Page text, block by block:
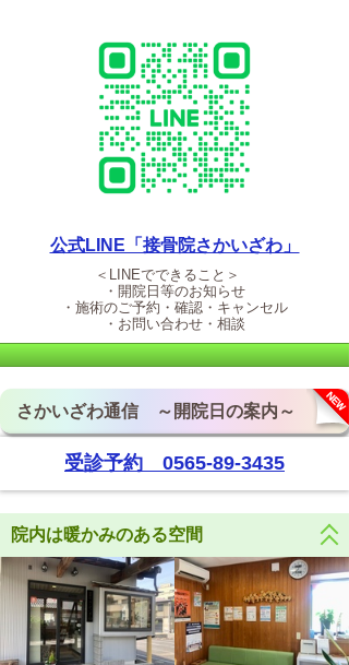
公式LINE「接骨院さかいざわ」
＜LINEでできること＞
・開院日等のお知らせ
・施術のご予約・確認・キャンセル
・お問い合わせ・相談
さかいざわ通信 ～開院日の案内～
受診予約 0565-89-3435
院内は暖かみのある空間